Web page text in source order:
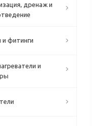
дренаж и
и фитинги
и